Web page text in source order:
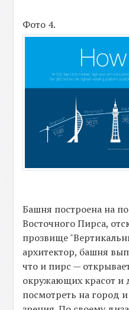
Фото 4.
Башня построена на
Восточного Пирса,
прозвище
архитектор, башня
что и пирс —
окружающих красот и
посмотреть на город